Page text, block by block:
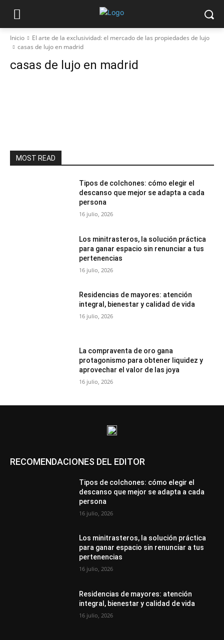
Inicio
El arte de la exclusividad: el mercado de las propiedades de lujo
casas de lujo en madrid
casas de lujo en madrid
MOST READ
Tipos de colchones: cómo elegir el
descanso que mejor se adapta a cada
persona
16 julio, 2026
Los minitrasteros, la solución práctica
para ganar espacio sin renunciar a tus
pertenencias
16 julio, 2026
Residencias de mayores: atención
integral, bienestar y calidad de vida
16 julio, 2026
La compraventa de oro gana
protagonismo para obtener liquidez y
aprovechar el valor de las joya
16 julio, 2026
RECOMENDACIONES DEL EDITOR
Tipos de colchones: cómo elegir el
descanso que mejor se adapta a cada
persona
16 julio, 2026
Los minitrasteros, la solución práctica
para ganar espacio sin renunciar a tus
pertenencias
16 julio, 2026
Residencias de mayores: atención
integral, bienestar y calidad de vida
16 julio, 2026